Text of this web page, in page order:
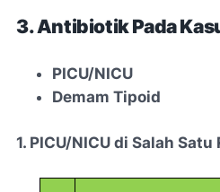
3. Antibiotik Pada
PICU/NICU
Demam Tipoid
1. PICU/NICU di Salah Satu